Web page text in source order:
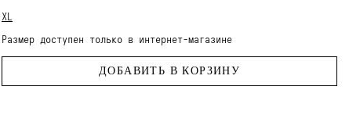
XL
Размер доступен только в интернет-магазине
ДОБАВИТЬ В КОРЗИНУ